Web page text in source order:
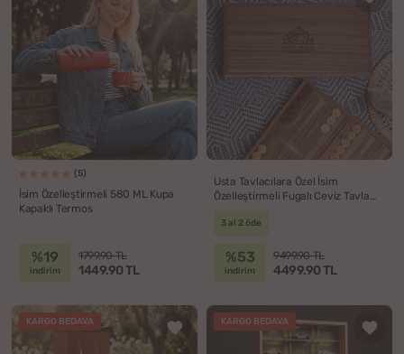
(5)
İsim Özelleştirmeli 580 ML Kupa
Kapaklı Termos
%19
indirim
1799.90 TL
1449.90 TL
Usta Tavlacılara Özel İsim
Özelleştirmeli Fugalı Ceviz Tavla
3 al 2 öde
%53
indirim
9499.90 TL
4499.90 TL
KARGO BEDAVA KARGO BEDAVA